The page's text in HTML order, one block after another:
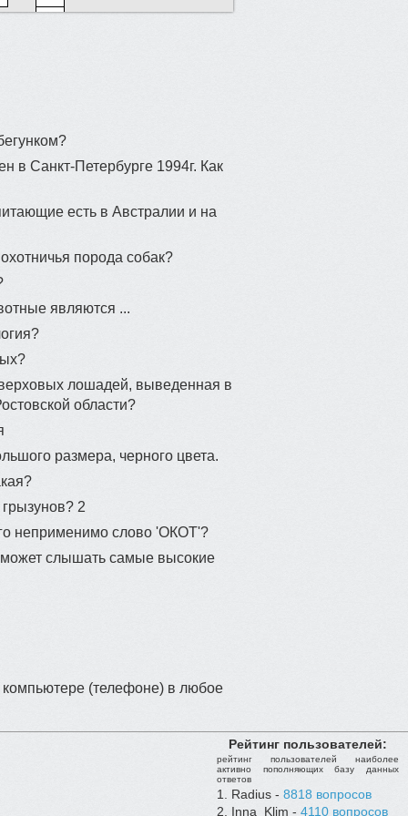
в Санкт-Петербурге 1994г. Как
есть в Австралии и на
порода собак?
являются ...
лошадей, выведенная в
области?
размера, черного цвета.
2
неприменимо слово 'ОКОТ'?
может слышать самые высокие
(телефоне) в любое
Рейтинг пользователей:
рейтинг пользователей наиболее
активно пополняющих базу данных
ответов
Radius - 8818 вопросов
Inna_Klim - 4110 вопросов